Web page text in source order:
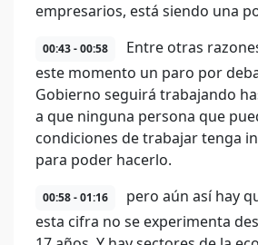
empresarios, está siendo una
00:43 - 00:58
Entre otras
este momento un paro por
Gobierno seguirá trabajando
a que ninguna persona que
condiciones de trabajar tenga
para poder hacerlo.
00:58 - 01:16
pero aún así hay
esta cifra no se experimenta